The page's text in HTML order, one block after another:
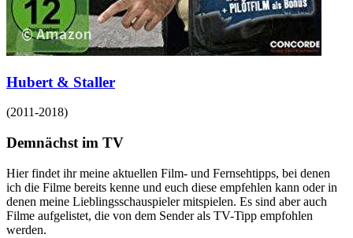
Hubert & Staller
(2011-2018)
Demnächst im TV
Hier findet ihr meine aktuellen Film- und Fernsehtipps, bei denen
ich die Filme bereits kenne und euch diese empfehlen kann oder in
denen meine Lieblingsschauspieler mitspielen. Es sind aber auch
Filme aufgelistet, die von dem Sender als TV-Tipp empfohlen
werden.